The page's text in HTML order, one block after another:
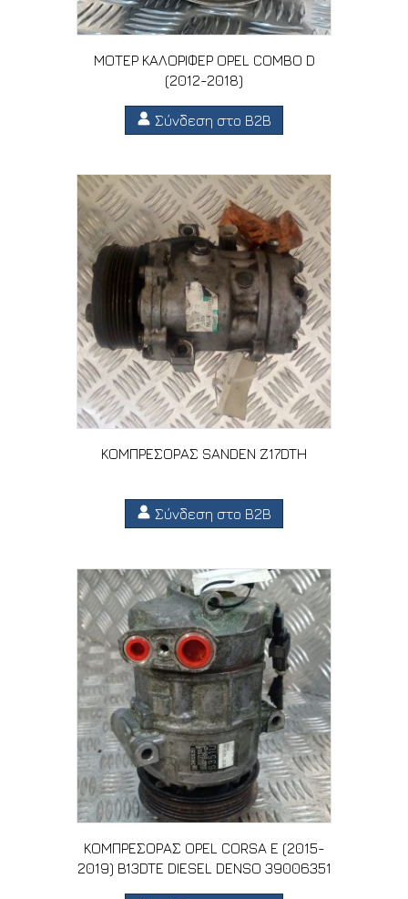
ΜΟΤΕΡ ΚΑΛΟΡΙΦΕΡ OPEL COMBO D
(2012-2018)
Σύνδεση στο B2B
ΚΟΜΠΡΕΣΟΡΑΣ SANDEN Z17DTH
Σύνδεση στο B2B
ΚΟΜΠΡΕΣΟΡΑΣ OPEL CORSA E (2015-
2019) B13DTE DIESEL DENSO 39006351